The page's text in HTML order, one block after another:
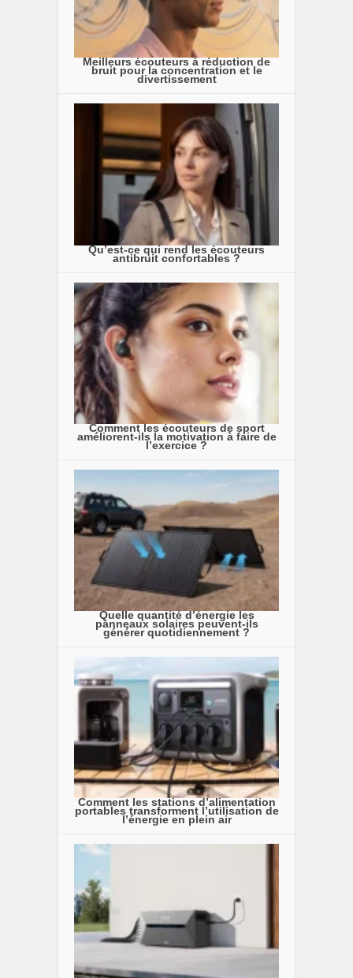
Meilleurs écouteurs à réduction de
bruit pour la concentration et le
divertissement
Qu’est-ce qui rend les écouteurs
antibruit confortables ?
Comment les écouteurs de sport
améliorent-ils la motivation à faire de
l’exercice ?
Quelle quantité d’énergie les
panneaux solaires peuvent-ils
générer quotidiennement ?
Comment les stations d’alimentation
portables transforment l’utilisation de
l’énergie en plein air